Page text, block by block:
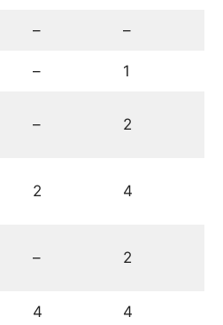
– –
– 1
– 2
2 4
– 2
4 4